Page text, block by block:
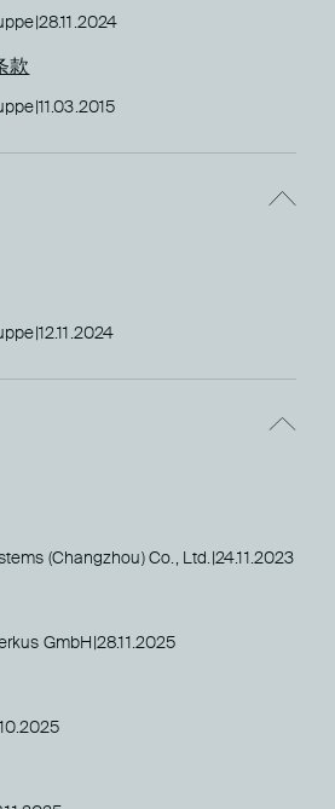
|28.11.2024
款
|11.03.2015
|12.11.2024
(Changzhou) Co., Ltd.|24.11.2023
GmbH|28.11.2025